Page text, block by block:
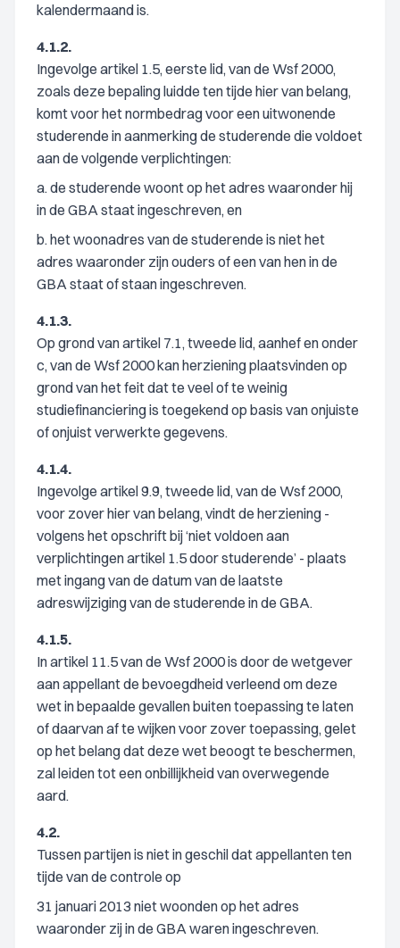
kalendermaand is.
4.1.2.
Ingevolge artikel 1.5, eerste lid, van de Wsf 2000,
zoals deze bepaling luidde ten tijde hier van belang,
komt voor het normbedrag voor een uitwonende
studerende in aanmerking de studerende die voldoet
aan de volgende verplichtingen:
a. de studerende woont op het adres waaronder hij
in de GBA staat ingeschreven, en
b. het woonadres van de studerende is niet het
adres waaronder zijn ouders of een van hen in de
GBA staat of staan ingeschreven.
4.1.3.
Op grond van artikel 7.1, tweede lid, aanhef en onder
c, van de Wsf 2000 kan herziening plaatsvinden op
grond van het feit dat te veel of te weinig
studiefinanciering is toegekend op basis van onjuiste
of onjuist verwerkte gegevens.
4.1.4.
Ingevolge artikel 9.9, tweede lid, van de Wsf 2000,
voor zover hier van belang, vindt de herziening -
volgens het opschrift bij ‘niet voldoen aan
verplichtingen artikel 1.5 door studerende’ - plaats
met ingang van de datum van de laatste
adreswijziging van de studerende in de GBA.
4.1.5.
In artikel 11.5 van de Wsf 2000 is door de wetgever
aan appellant de bevoegdheid verleend om deze
wet in bepaalde gevallen buiten toepassing te laten
of daarvan af te wijken voor zover toepassing, gelet
op het belang dat deze wet beoogt te beschermen,
zal leiden tot een onbillijkheid van overwegende
aard.
4.2.
Tussen partijen is niet in geschil dat appellanten ten
tijde van de controle op
31 januari 2013 niet woonden op het adres
waaronder zij in de GBA waren ingeschreven.